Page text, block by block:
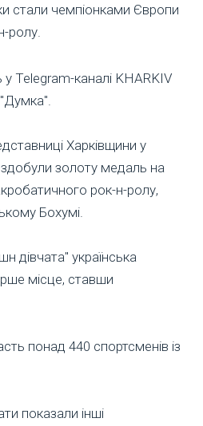
стали чемпіонками Європи
ролу.
Telegram-каналі KHARKIV
Харківщини у
здобули золоту медаль на
рок-н-ролу,
Бохумі.
дівчата" українська
місце, ставши
понад 440 спортсменів із
показали інші